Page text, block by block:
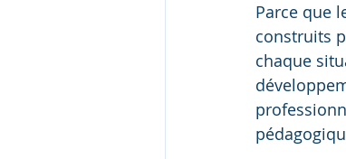
Parce que
construits
chaque